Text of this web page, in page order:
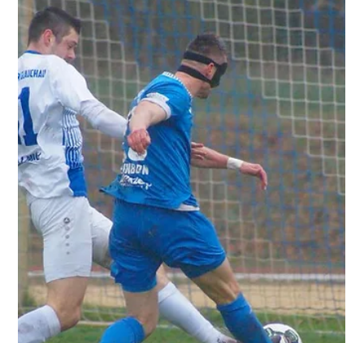
27. Apr. 2 Min. Lesezeit
1. Mannschaft
Drei Auswärtspunkte gegen
Bischofswerda
NOFV-Oberliga Süd Bischofswerdaer FV - VfB Empor
Glauchau 1:3 (0:1) Tore: 0:1 Rühling, 1:1 Bürger, 1:2
Bernhardt, 1:3 Bernhardt Der VfB Empor Glauchau hat mit